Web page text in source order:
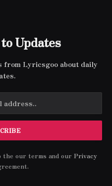
Updates
from Lyricsgoo about daily
the our terms and our Privacy